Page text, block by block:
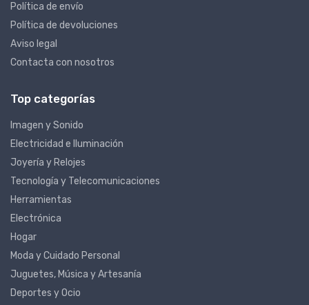
Política de envío
Política de devoluciones
Aviso legal
Contacta con nosotros
Top categorías
Imagen y Sonido
Electricidad e Iluminación
Joyería y Relojes
Tecnología y Telecomunicaciones
Herramientas
Electrónica
Hogar
Moda y Cuidado Personal
Juguetes, Música y Artesanía
Deportes y Ocio